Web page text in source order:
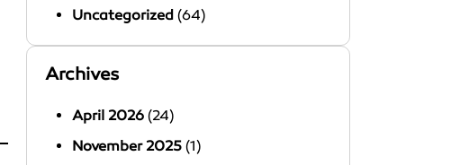
Uncategorized (64)
Archives
April 2026 (24)
November 2025 (1)